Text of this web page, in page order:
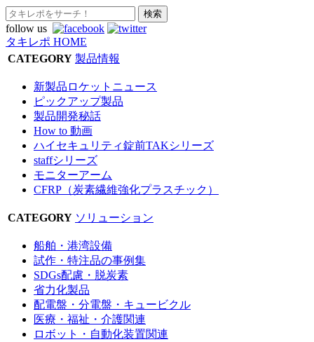
follow us
タキレポ HOME
CATEGORY 製品情報
新製品ロケットニュース
ピックアップ製品
製品開発秘話
How to 動画
ハイセキュリティ錠前TAKシリーズ
staffシリーズ
モニターアーム
CFRP（炭素繊維強化プラスチック）
CATEGORY ソリューション
船舶・港湾設備
試作・特注品の事例集
SDGs配慮・脱炭素
省力化製品
配電盤・分電盤・キュービクル
医療・福祉・介護関連
ロボット・自動化装置関連